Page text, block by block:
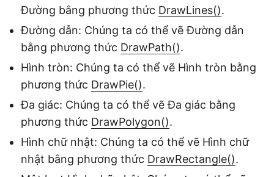
Đường bằng phương thức DrawLines().
Đường dẫn: Chúng ta có thể vẽ Đường dẫn
bằng phương thức DrawPath().
Hình tròn: Chúng ta có thể vẽ Hình tròn bằng
phương thức DrawPie().
Đa giác: Chúng ta có thể vẽ Đa giác bằng
phương thức DrawPolygon().
Hình chữ nhật: Chúng ta có thể vẽ Hình chữ
nhật bằng phương thức DrawRectangle().